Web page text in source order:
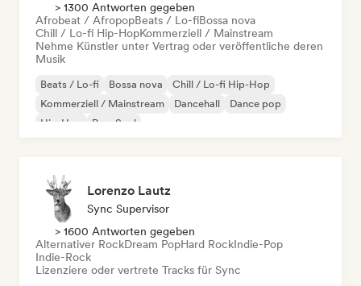
> 1300 Antworten gegeben
Afrobeat / AfropopBeats / Lo-fiBossa nova
Chill / Lo-fi Hip-HopKommerziell / Mainstream
Nehme Künstler unter Vertrag oder veröffentliche deren
Musik
Beats / Lo-fi Bossa nova
Chill / Lo-fi Hip-Hop
Kommerziell / Mainstream
Dancehall
Dance pop
Hip-Hop
Pop-Soul
Lorenzo Lautz
Sync Supervisor
> 1600 Antworten gegeben
Alternativer RockDream PopHard RockIndie-Pop
Indie-Rock
Lizenziere oder vertrete Tracks für Sync